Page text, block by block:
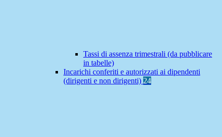
Tassi di assenza trimestrali (da pubblicare
in tabelle)
Incarichi conferiti e autorizzati ai dipendenti
(dirigenti e non dirigenti) 24